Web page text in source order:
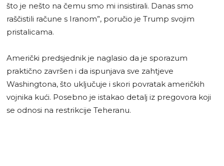
što je nešto na čemu smo mi insistirali. Danas smo
raščistili račune s Iranom”, poručio je Trump svojim
pristalicama.
Američki predsjednik je naglasio da je sporazum
praktično završen i da ispunjava sve zahtjeve
Washingtona, što uključuje i skori povratak američkih
vojnika kući. Posebno je istakao detalj iz pregovora koji
se odnosi na restrikcije Teheranu.